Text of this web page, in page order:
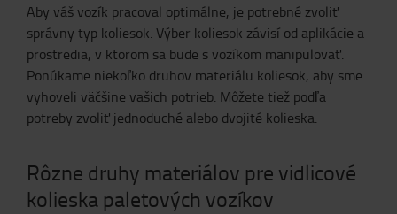
Aby váš vozík pracoval optimálne, je potrebné zvoliť
správny typ koliesok. Výber koliesok závisí od aplikácie a
prostredia, v ktorom sa bude s vozíkom manipulovať.
Ponúkame niekoľko druhov materiálu koliesok, aby sme
vyhoveli väčšine vašich potrieb. Môžete tiež podľa
potreby zvoliť jednoduché alebo dvojité kolieska.
Rôzne druhy materiálov pre vidlicové
kolieska paletových vozíkov